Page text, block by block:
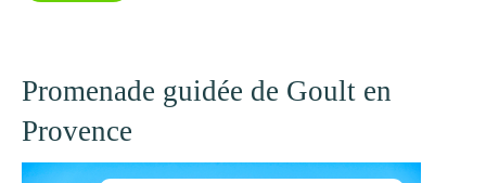
Promenade guidée de Goult en
Provence